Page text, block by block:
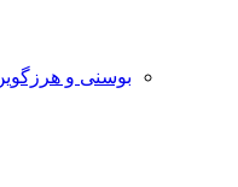
بوسنی و هرزگوین 🇧🇦